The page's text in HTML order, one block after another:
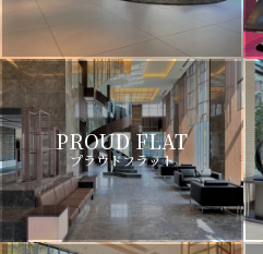
PROUD FLAT
プラウドフラット